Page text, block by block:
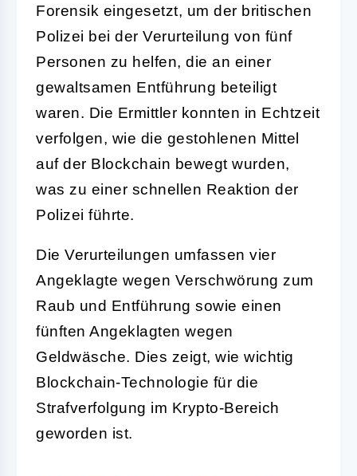
Forensik eingesetzt, um der britischen
Polizei bei der Verurteilung von fünf
Personen zu helfen, die an einer
gewaltsamen Entführung beteiligt
waren. Die Ermittler konnten in Echtzeit
verfolgen, wie die gestohlenen Mittel
auf der Blockchain bewegt wurden,
was zu einer schnellen Reaktion der
Polizei führte.
Die Verurteilungen umfassen vier
Angeklagte wegen Verschwörung zum
Raub und Entführung sowie einen
fünften Angeklagten wegen
Geldwäsche. Dies zeigt, wie wichtig
Blockchain-Technologie für die
Strafverfolgung im Krypto-Bereich
geworden ist.